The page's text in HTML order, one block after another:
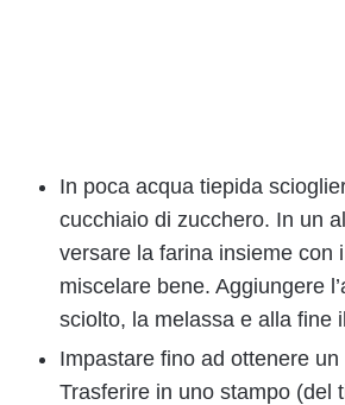
In poca acqua tiepida
cucchiaio di zucchero. In un
versare la farina insieme con
miscelare bene. Aggiungere
sciolto, la melassa e alla fine
Impastare fino ad ottenere
Trasferire in uno stampo (del